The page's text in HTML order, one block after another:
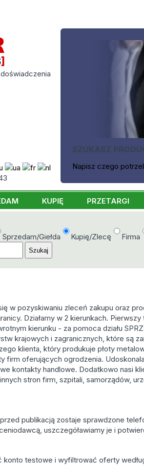
SZUKASZ
Napisz czego
KUPIĘ PRZETARGI
Sprzedam/Giełda Kupię/Zlecę Firma
w pozyskiwaniu zleceń zakupu oraz
Działamy w 2 kierunkach.
kierunku - za pomoca działu
krajowych i zagranicznych, które są
klienta, który produkuje płoty
firm oferujących ogrodzenia.
kontakty handlowe. Dodatkowo nasi
stron firm, szpitali, samorządów,
publikacją zostaje sprawdzone
uszczegóławiamy je i
konto testowe i wyfiltrować oferty